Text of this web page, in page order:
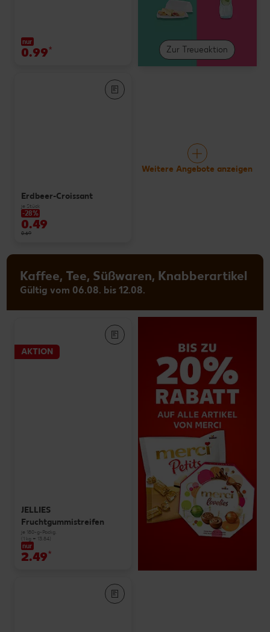
Zur Treueaktion
nur
0.99*
Erdbeer-Croissant
je Stück
-28%
0.49
0.69
Weitere Angebote anzeigen
Kaffee, Tee, Süßwaren, Knabberartikel
Gültig vom 06.08. bis 12.08.
AKTION
JELLIES
Fruchtgummistreifen
je 180-g-Packg.
(1 kg = 13.84)
nur
2.49*